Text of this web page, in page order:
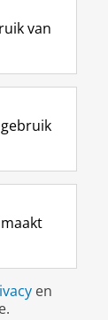
Y
o
T
e
k
a
a
van
en